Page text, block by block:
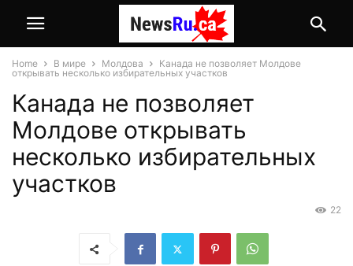
Home В мире Молдова
Канада не позволяет Молдове
открывать несколько избирательных участков
Канада не позволяет
Молдове открывать
несколько избирательных
участков
22